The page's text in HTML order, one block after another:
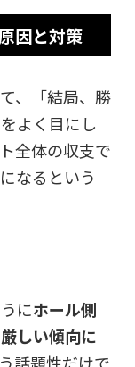
因と対策
、「結局、勝
よく目にし
全体の収支で
なるという
にホール側
しい傾向に